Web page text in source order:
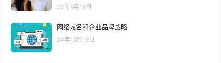
23年9月18日
网络域名和企业品牌战略
24年12月19日